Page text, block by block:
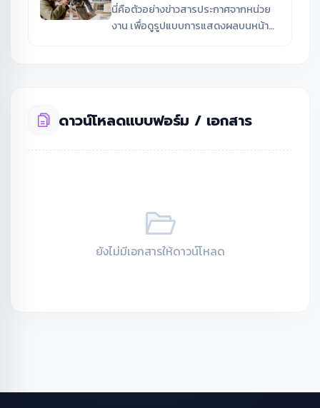
นี่คือตัวอย่างข่าวสารประกาศจากหน่วย
งาน เพื่อดูรูปแบบการแสดงผลบนหน้า
ดาวน์โหลดแบบฟอร์ม / เอกสาร
ยังไม่มีเอกสารให้ดาวน์โหลด